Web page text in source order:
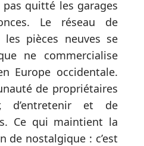
pas quitté les garages
Le réseau de
pièces neuves se
ne commercialise
Europe occidentale.
de propriétaires
d’entretenir et de
Ce qui maintient la
de nostalgique : c’est